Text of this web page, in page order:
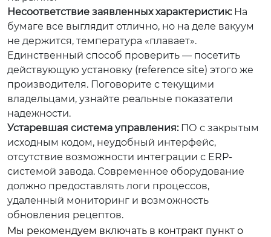
Несоответствие заявленных характеристик:На
бумаге все выглядит отлично, но на деле вакуум
не держится, температура «плавает».
Единственный способ проверить — посетить
действующую установку (reference site) этого же
производителя. Поговорите с текущими
владельцами, узнайте реальные показатели
надежности.
Устаревшая система управления:ПО с закрытым
исходным кодом, неудобный интерфейс,
отсутствие возможности интеграции с ERP-
системой завода. Современное оборудование
должно предоставлять логи процессов,
удаленный мониторинг и возможность
обновления рецептов.
Мы рекомендуем включать в контракт пункт о